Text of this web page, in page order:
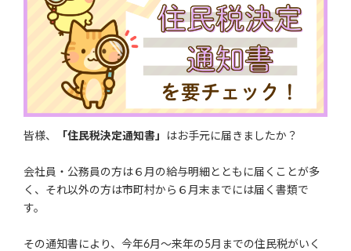
皆様、 「住民税決定通知書」 はお手元に届きましたか？
会社員・公務員の方は６月の給与明細とともに届くことが多
く、それ以外の方は市町村から６月末までには届く書類で
す。
その通知書により、今年6月～来年の5月までの住民税がいく